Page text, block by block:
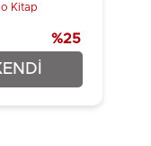
Kitap
%25